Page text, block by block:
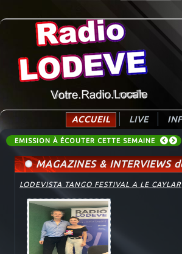
ACCUEIL LIVE
EMISSION À ÉCOUTER CETTE SEMAINE
MAGAZINES & INTERVIEWS
LODEVISTA TANGO FESTIVAL A LE CAYLAR